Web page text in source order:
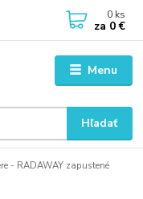
Menu
Hľadať
0 ks
za 0 €
- RADAWAY zapustené